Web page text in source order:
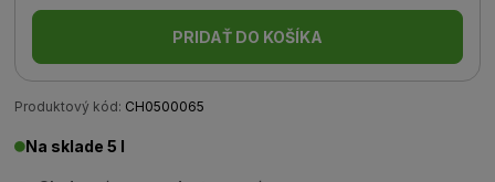
PRIDAŤ DO KOŠÍKA
Produktový kód: CH0500065
Na sklade 5 l